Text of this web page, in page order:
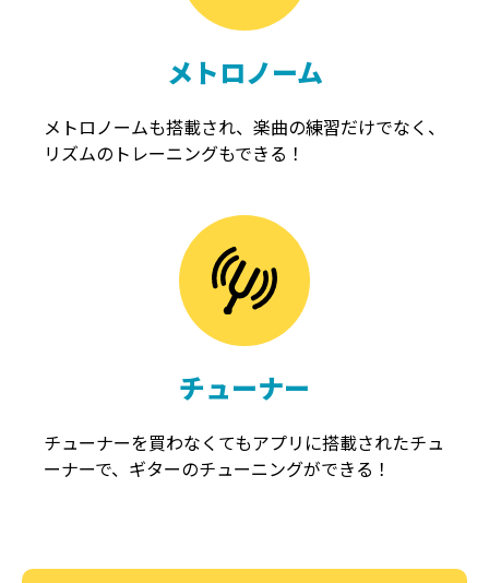
メトロノーム
メトロノームも搭載され、楽曲の練習だけでなく、
リズムのトレーニングもできる！
チューナー
チューナーを買わなくてもアプリに搭載されたチュ
ーナーで、ギターのチューニングができる！